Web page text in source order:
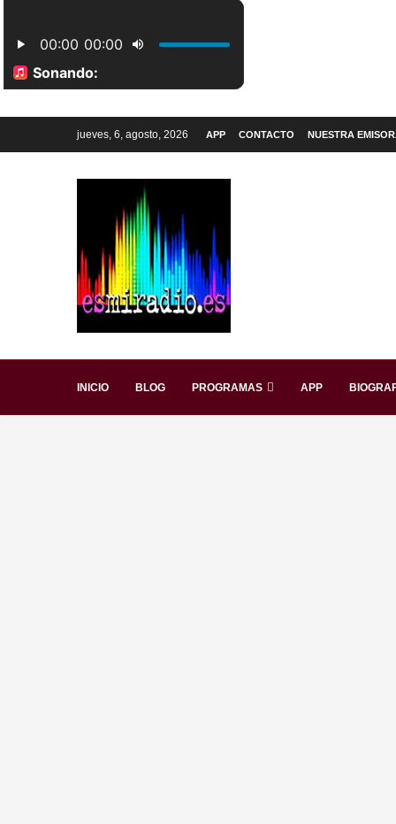
jueves, 6, agosto, 2026 APP CONTACTO NUESTRA
INICIO BLOG PROGRAMAS APP